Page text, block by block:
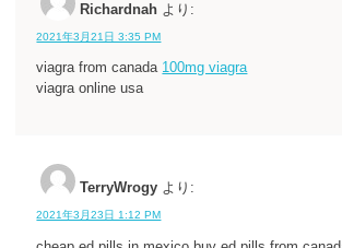
Richardnah より:
2021年3月21日 3:35 PM
viagra from canada 100mg viagra
viagra online usa
TerryWrogy より:
2021年3月23日 1:12 PM